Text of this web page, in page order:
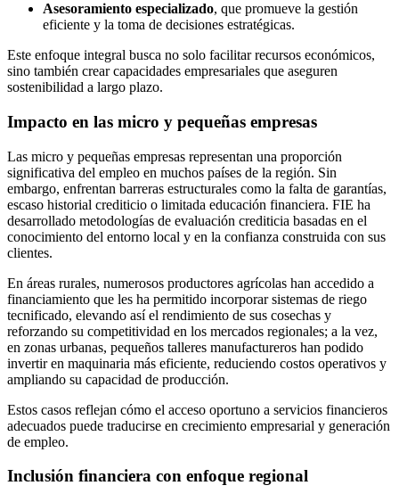
Asesoramiento especializado, que promueve la gestión
eficiente y la toma de decisiones estratégicas.
Este enfoque integral busca no solo facilitar recursos económicos,
sino también crear capacidades empresariales que aseguren
sostenibilidad a largo plazo.
Impacto en las micro y pequeñas empresas
Las micro y pequeñas empresas representan una proporción
significativa del empleo en muchos países de la región. Sin
embargo, enfrentan barreras estructurales como la falta de garantías,
escaso historial crediticio o limitada educación financiera. FIE ha
desarrollado metodologías de evaluación crediticia basadas en el
conocimiento del entorno local y en la confianza construida con sus
clientes.
En áreas rurales, numerosos productores agrícolas han accedido a
financiamiento que les ha permitido incorporar sistemas de riego
tecnificado, elevando así el rendimiento de sus cosechas y
reforzando su competitividad en los mercados regionales; a la vez,
en zonas urbanas, pequeños talleres manufactureros han podido
invertir en maquinaria más eficiente, reduciendo costos operativos y
ampliando su capacidad de producción.
Estos casos reflejan cómo el acceso oportuno a servicios financieros
adecuados puede traducirse en crecimiento empresarial y generación
de empleo.
Inclusión financiera con enfoque regional